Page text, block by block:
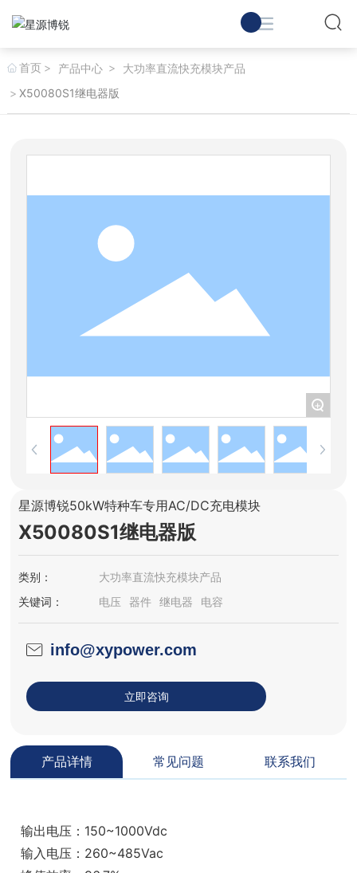
首页 产品中心
大功率直流快充模块产品
X50080S1继电器版
+
星源博锐50kW特种车专用AC/DC充电模块
X50080S1继电器版
类别：
大功率直流快充模块产品
关键词：
电压 器件 继电器 电容
info@xypower.com
立即咨询
产品详情 常见问题 联系我们
输出电压：150~1000Vdc
输入电压：260~485Vac